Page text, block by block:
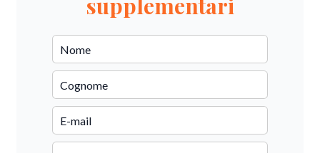
supplementari